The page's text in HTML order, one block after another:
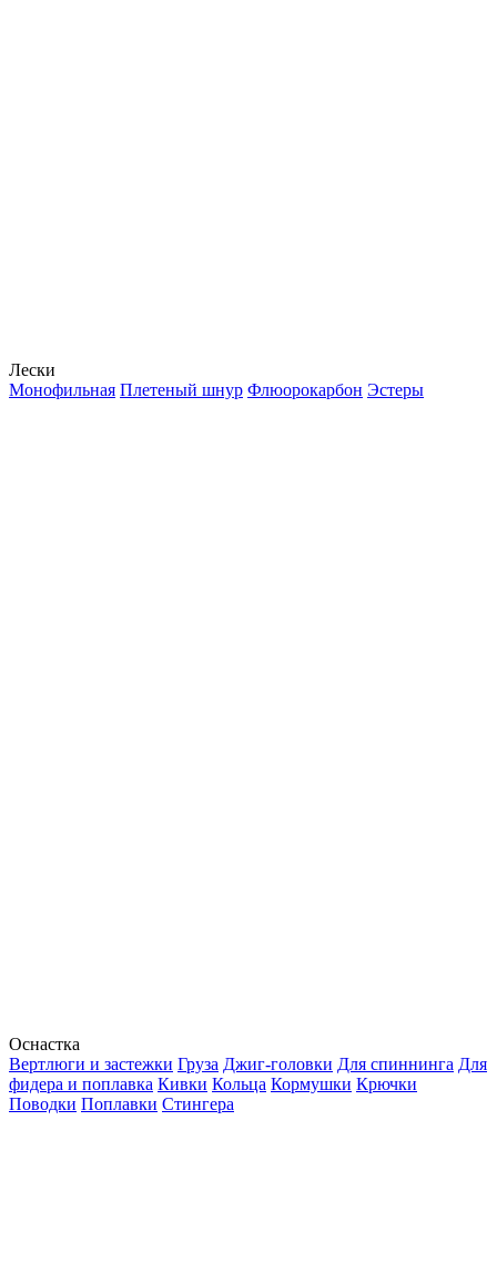
Лески
Монофильная Плетеный шнур Флюорокарбон Эстеры
Оснастка
Вертлюги и застежки Груза Джиг-головки Для спиннинга Для
фидера и поплавка Кивки Кольца Кормушки Крючки
Поводки Поплавки Стингера